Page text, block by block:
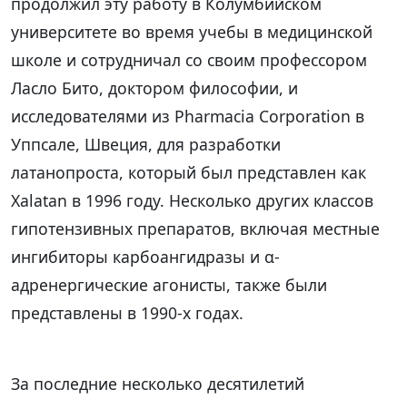
университете во время учебы в медицинской
школе и сотрудничал со своим профессором
Ласло Бито, доктором философии, и
исследователями из Pharmacia Corporation в
Уппсале, Швеция, для разработки
латанопроста, который был представлен как
Xalatan в 1996 году. Несколько других классов
гипотензивных препаратов, включая местные
ингибиторы карбоангидразы и α-
адренергические агонисты, также были
представлены в 1990-х годах.
За последние несколько десятилетий